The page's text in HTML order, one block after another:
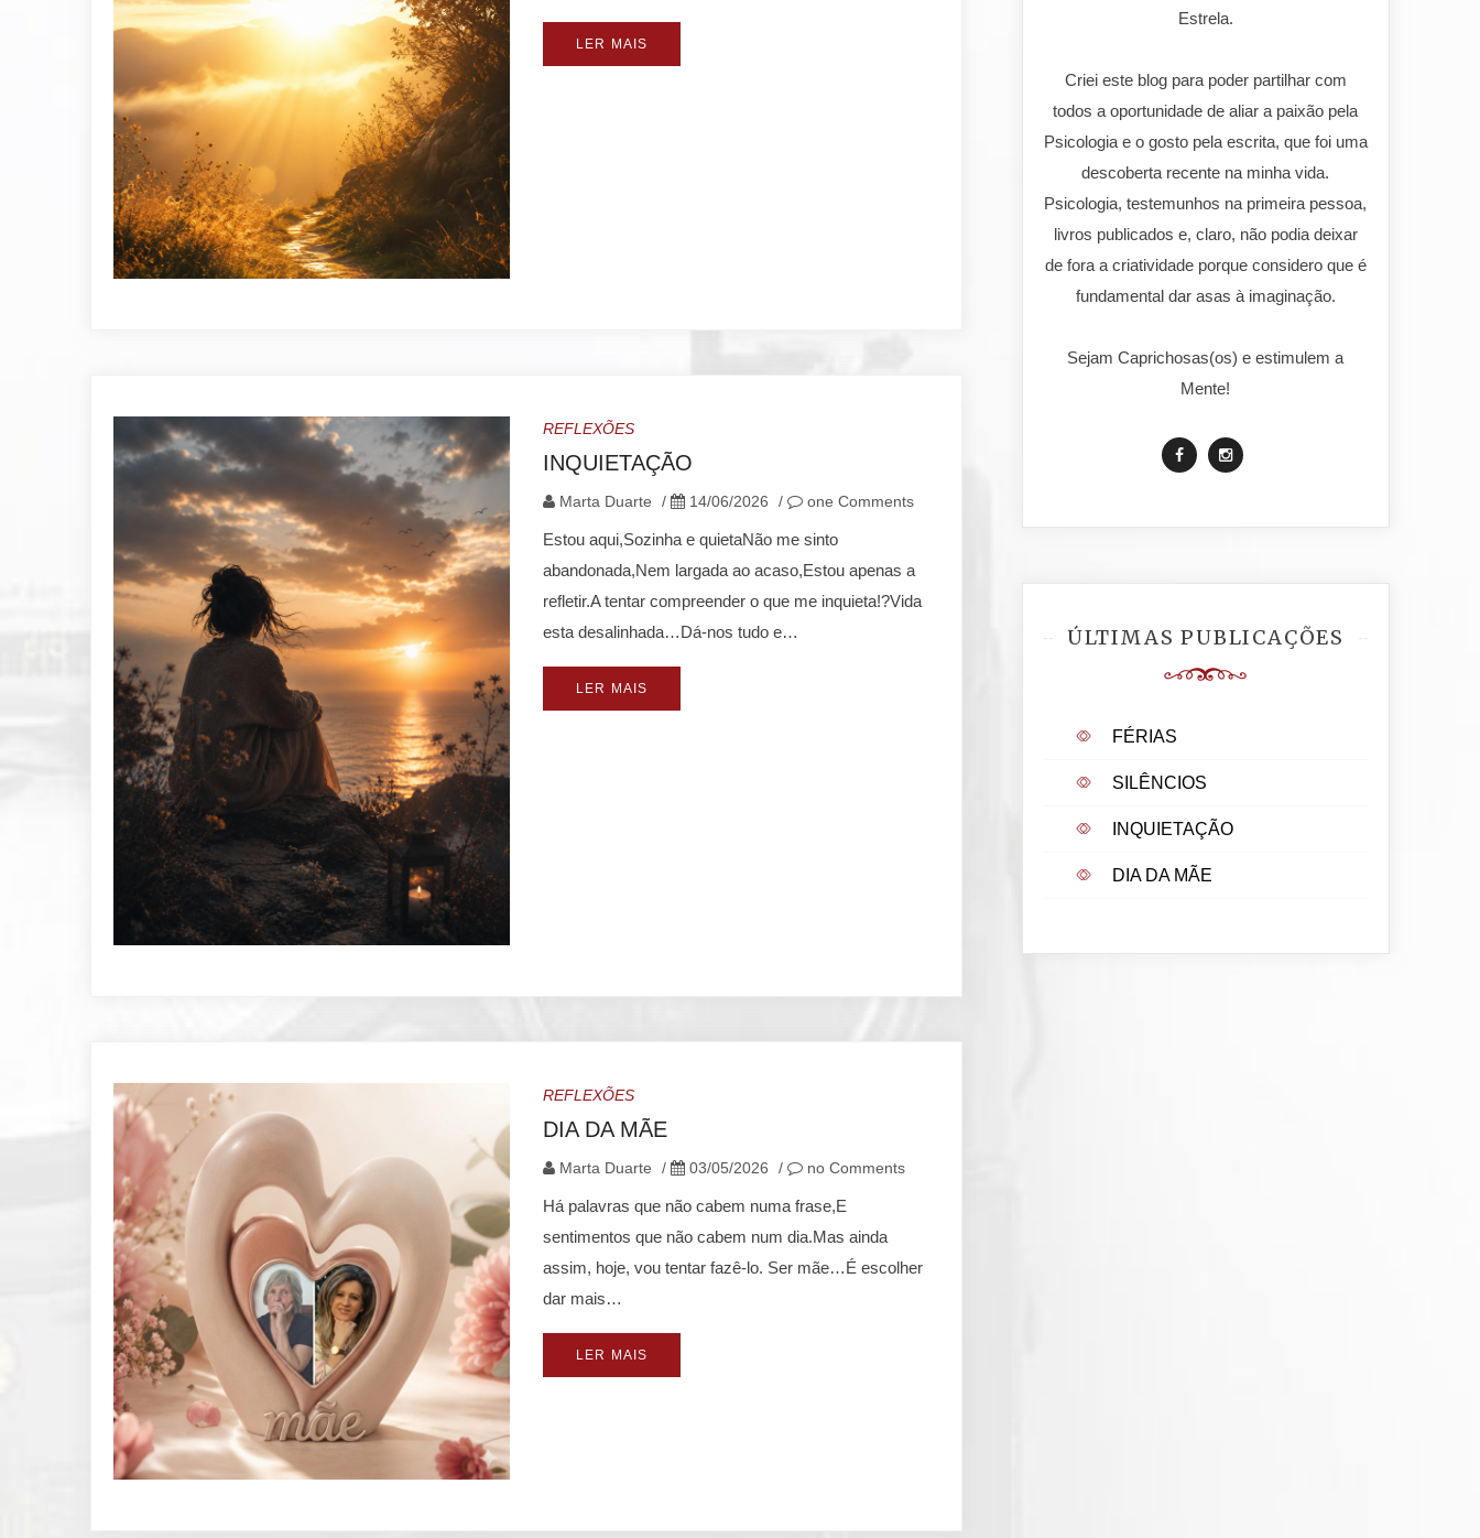
LER MAIS
REFLEXÕES
INQUIETAÇÃO
Marta Duarte / 14/06/2026 / one Comments
Estou aqui,Sozinha e quietaNão me sinto
abandonada,Nem largada ao acaso,Estou apenas a
refletir.A tentar compreender o que me inquieta!?Vida
esta desalinhada…Dá-nos tudo e…
LER MAIS
REFLEXÕES
DIA DA MÃE
Marta Duarte / 03/05/2026 / no Comments
Há palavras que não cabem numa frase,E
sentimentos que não cabem num dia.Mas ainda
assim, hoje, vou tentar fazê-lo. Ser mãe…É escolher
dar mais…
LER MAIS
Estrela.
Criei este blog para poder partilhar com
todos a oportunidade de aliar a paixão pela
Psicologia e o gosto pela escrita, que foi uma
descoberta recente na minha vida.
Psicologia, testemunhos na primeira pessoa,
livros publicados e, claro, não podia deixar
de fora a criatividade porque considero que é
fundamental dar asas à imaginação.
Sejam Caprichosas(os) e estimulem a
Mente!
ÚLTIMAS PUBLICAÇÕES
FÉRIAS
SILÊNCIOS
INQUIETAÇÃO
DIA DA MÃE